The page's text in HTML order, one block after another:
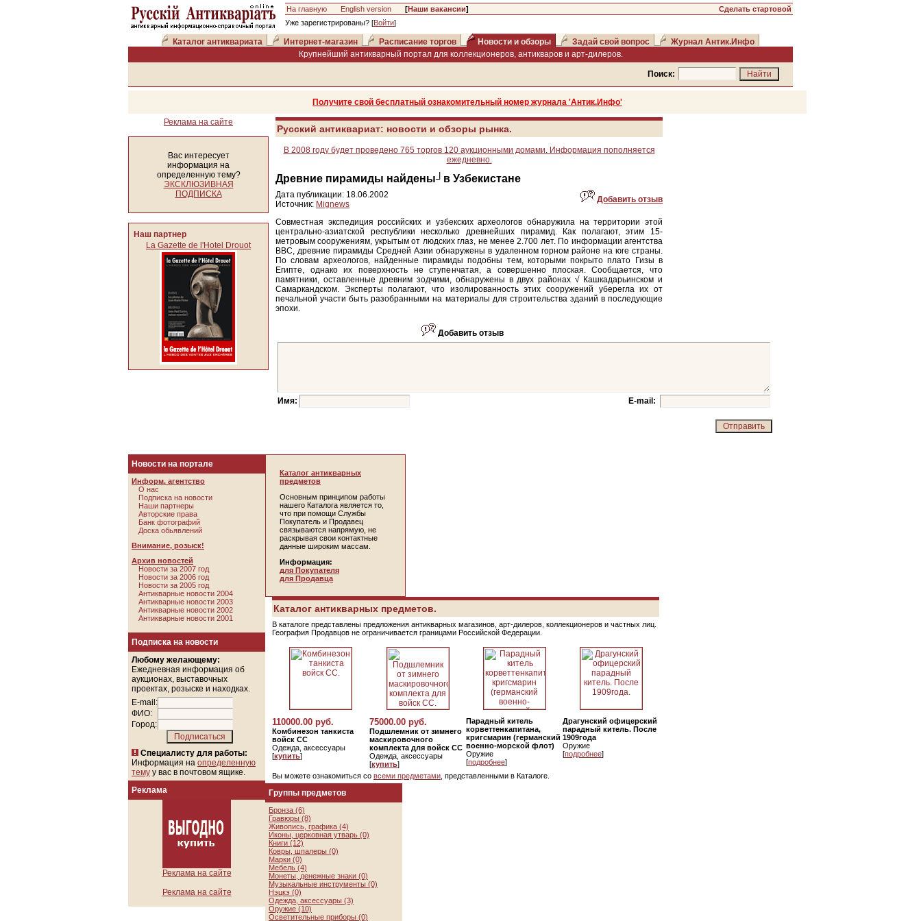
На главную English version [Наши вакансии]
Уже зарегистрированы? [Войти]
Сделать стартовой
Каталог антиквариата Интернет-магазин Расписание торгов Новости и обзоры Задай свой вопрос
Журнал Антик.Инфо
Крупнейший антикварный портал для коллекционеров, антикваров и арт-дилеров.
Поиск:
Получите свой бесплатный ознакомительный номер журнала 'Антик.Инфо'
Реклама на сайте
Вас интересует
информация на
определенную тему?
ЭКСКЛЮЗИВНАЯ
ПОДПИСКА
Наш партнер
La Gazette de l'Hotel Drouot
Русский антиквариат: новости и обзоры рынка.
В 2008 году будет проведено 765 торгов 120 аукционными домами. Информация пополняется
ежедневно.
Древние пирамиды найдены┘в Узбекистане
Дата публикации: 18.06.2002
Источник: Mignews Добавить отзыв
Совместная экспедиция российских и узбекских археологов обнаружила на территории этой
центрально-азиатской республики несколько древнейших пирамид. Как полагают, этим 15-
метровым сооружениям, укрытым от людских глаз, не менее 2.700 лет. По информации агентства
ВВС, древние пирамиды Средней Азии обнаружены в удаленном горном районе на юге страны.
По словам археологов, найденные пирамиды подобны тем, которыми покрыто плато Гизы в
Египте, однако их поверхность не ступенчатая, а совершенно плоская. Сообщается, что
памятники, оставленные древним зодчими, обнаружены в двух районах √ Кашкадарьинском и
Самаркандском. Эксперты полагают, что изолированность этих сооружений уберегла их от
печальной участи быть разобранными на материалы для строительства зданий в последующие
эпохи.
Добавить отзыв
Имя: E-mail:
Новости на портале
Информ. агентство
О нас
Подписка на новости
Наши партнеры
Авторские права
Банк фотографий
Доска обьявлений
Внимание, розыск!
Архив новостей
Новости за 2007 год
Новости за 2006 год
Новости за 2005 год
Антикварные новости 2004
Антикварные новости 2003
Антикварные новости 2002
Антикварные новости 2001
Подписка на новости
Любому желающему:
Ежедневная информация об
аукционах, выставочных
проектах, розыске и находках.
E-mail:
ФИО:
Город:
Специалисту для работы:
Информация на определенную
тему у вас в почтовом ящике.
Реклама
Реклама на сайте
Реклама на сайте
Каталог антикварных
предметов
Основным принципом работы
нашего Каталога является то,
что при помощи Службы
Покупатель и Продавец
связываются напрямую, не
раскрывая свои контактные
данные широким массам.
Информация:
для Покупателя
для Продавца
Каталог антикварных предметов.
В каталоге представлены предложения антикварных магазинов, арт-дилеров, коллекционеров и частных лиц.
География Продавцов не ограничивается границами Российской Федерации.
110000.00 руб.
Комбинезон танкиста
войск СС
Одежда, аксессуары
[купить]
75000.00 руб.
Подшлемник от зимнего
маскировочного
комплекта для войск СС
Одежда, аксессуары
[купить]
Парадный китель
корветтенкапитана,
кригсмарин (германский
военно-морской флот)
Оружие
[подробнее]
Драгунский офицерский
парадный китель. После
1909года
Оружие
[подробнее]
Вы можете ознакомиться со всеми предметами , представленными в Каталоге.
Группы предметов
Бронза (6)
Гравюры (8)
Живопись, графика (4)
Иконы, церковная утварь (0)
Книги (12)
Ковры, шпалеры (0)
Марки (0)
Мебель (4)
Монеты, денежные знаки (0)
Музыкальные инструменты (0)
Нэцкэ (0)
Одежда, аксессуары (3)
Оружие (10)
Осветительные приборы (0)